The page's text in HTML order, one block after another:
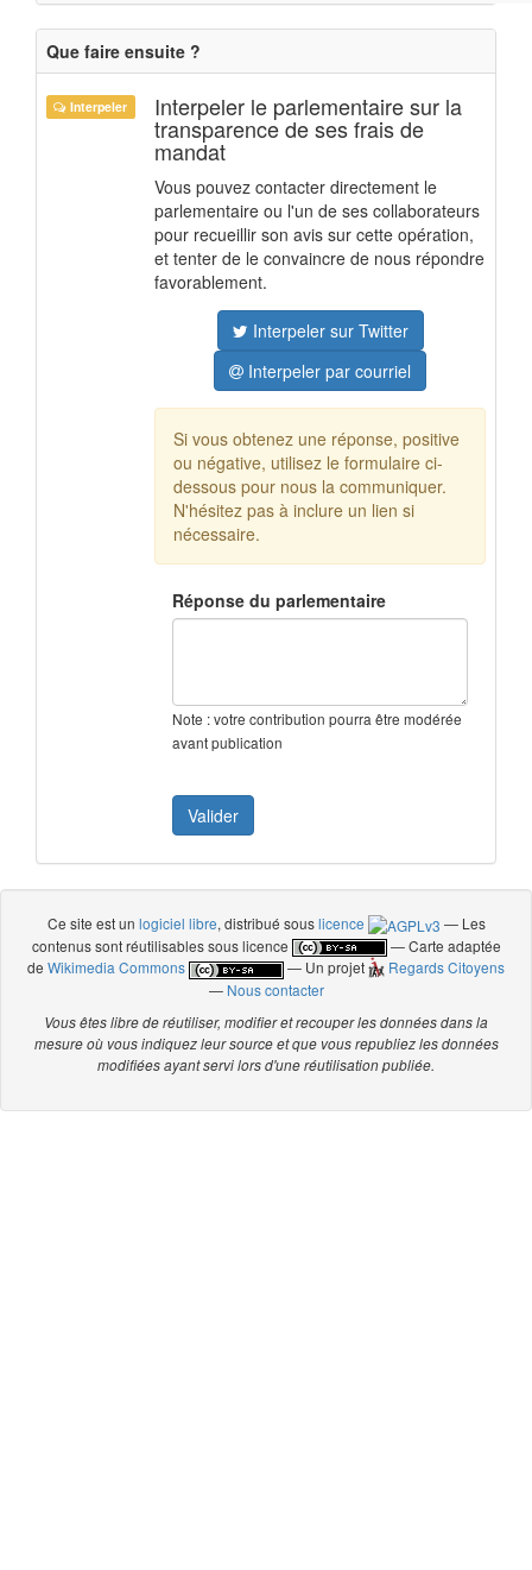
Que faire ensuite ?
Interpeler Interpeler le parlementaire sur la
transparence de ses frais de
mandat
Vous pouvez contacter directement le
parlementaire ou l'un de ses collaborateurs
pour recueillir son avis sur cette opération,
et tenter de le convaincre de nous répondre
favorablement.
Interpeler sur Twitter
Interpeler par courriel
Si vous obtenez une réponse, positive
ou négative, utilisez le formulaire ci-
dessous pour nous la communiquer.
N'hésitez pas à inclure un lien si
nécessaire.
Réponse du parlementaire
Note : votre contribution pourra être modérée
avant publication
Ce site est un logiciel libre, distribué souslicence
— Les
contenus sont réutilisables sous licence
— Carte adaptée
deWikimedia Commons — Un projet
Regards Citoyens
— Nous contacter
Vous êtes libre de réutiliser, modifier et recouper les données dans la
mesure où vous indiquez leur source et que vous republiez les données
modifiées ayant servi lors d'une réutilisation publiée.